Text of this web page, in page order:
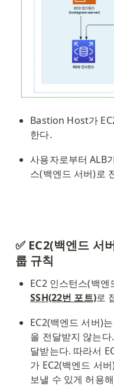
Bastion Host가
한다.
사용자로부터 ALB
스(백엔드 서버)로
✅ EC2(백엔드 서
룹 규칙
EC2 인스턴스(백엔
SSH(22번 포트)로
EC2(백엔드 서버)
을 전달받지 않는
달받는다. 따라서
가 EC2(백엔드 서버
보낼 수 있게 허용